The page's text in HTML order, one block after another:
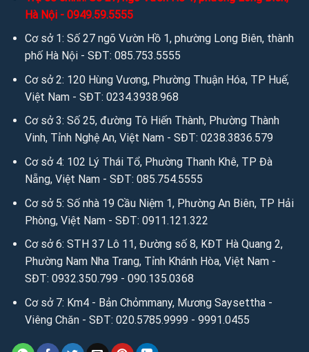
Hà Nội - 0949.59.5555
Cơ sở 1: Số 27 ngõ Vườn Hồ 1, phường Long Biên, thành
phố Hà Nội - SĐT: 085.753.5555
Cơ sở 2: 120 Hùng Vương, Phường Thuận Hóa, TP Huế,
Việt Nam - SĐT: 0234.3938.968
Cơ sở 3: Số 25, đường Tô Hiến Thành, Phường Thành
Vinh, Tỉnh Nghệ An, Việt Nam - SĐT: 0238.3836.579
Cơ sở 4: 102 Lý Thái Tổ, Phường Thanh Khê, TP Đà
Nẵng, Việt Nam - SĐT: 085.754.5555
Cơ sở 5: Số nhà 19 Cầu Niệm 1, Phường An Biên, TP Hải
Phòng, Việt Nam - SĐT: 0911.121.322
Cơ sở 6: STH 37 Lô 11, Đường số 8, KĐT Hà Quang 2,
Phường Nam Nha Trang, Tỉnh Khánh Hòa, Việt Nam -
SĐT: 0932.350.799 - 090.135.0368
Cơ sở 7: Km4 - Bản Chỏmmany, Mương Saysettha -
Viêng Chăn - SĐT: 020.5785.9999 - 9991.0455